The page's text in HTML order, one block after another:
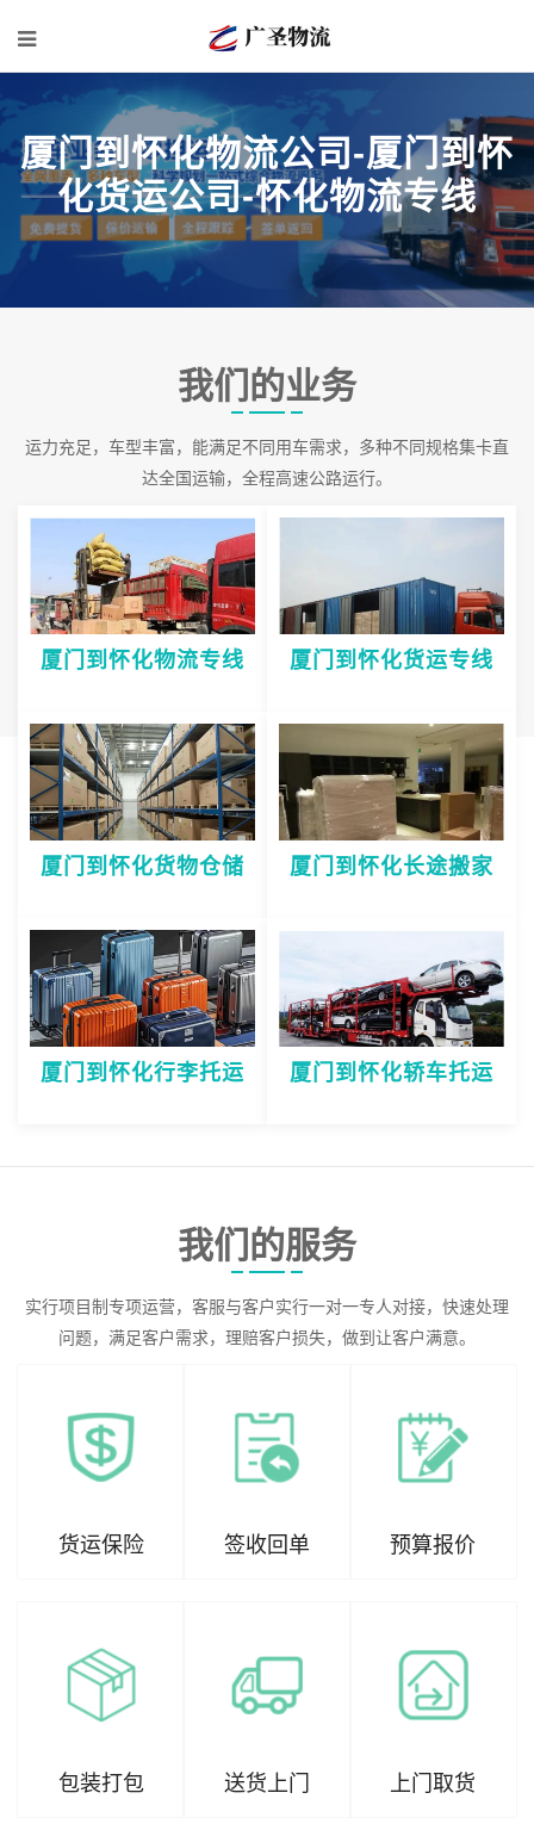
厦门到怀化物流公司-厦门到怀
化货运公司-怀化物流专线
我们的业务
运力充足，车型丰富，能满足不同用车需求，多种不同规格集卡直
达全国运输，全程高速公路运行。
厦门到怀化物流专线 厦门到怀化货运专线
厦门到怀化货物仓储 厦门到怀化长途搬家
厦门到怀化行李托运 厦门到怀化轿车托运
我们的服务
实行项目制专项运营，客服与客户实行一对一专人对接，快速处理
问题，满足客户需求，理赔客户损失，做到让客户满意。
货运保险 签收回单 预算报价
包装打包 送货上门 上门取货